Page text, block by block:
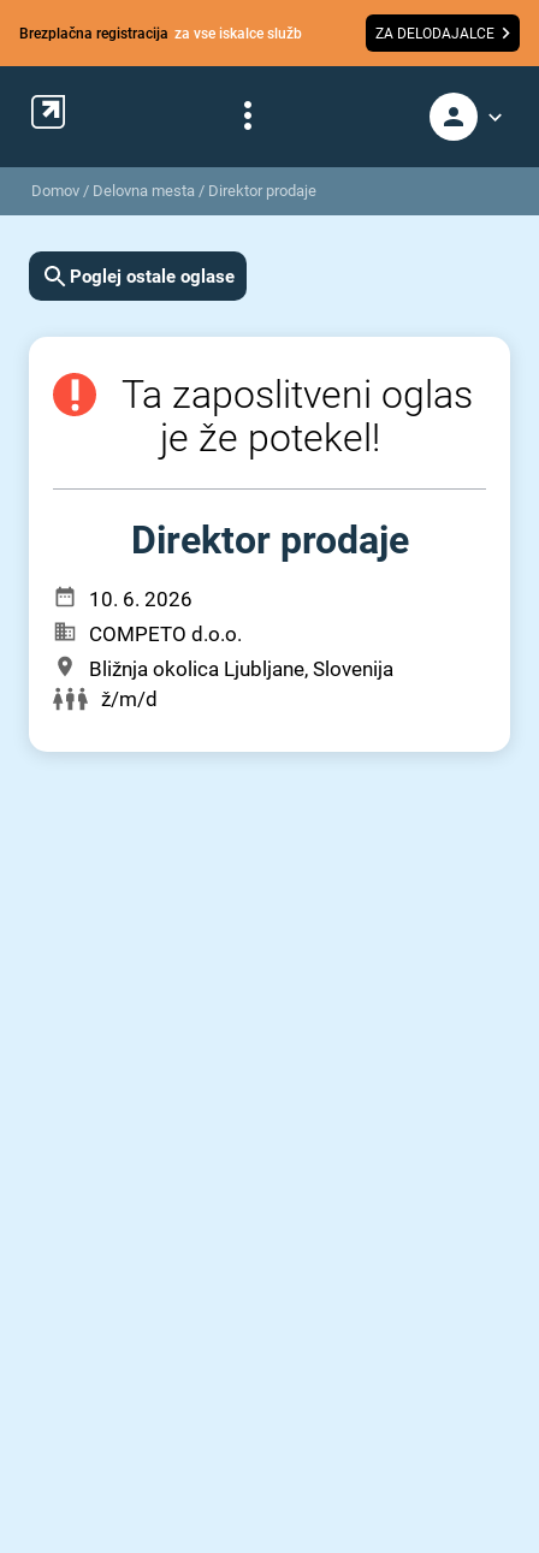
Brezplačna registracija za vse iskalce služb ZA DELODAJALCE
Domov / Delovna mesta / Direktor prodaje
Poglej ostale oglase
Ta zaposlitveni oglas
je že potekel!
Direktor prodaje
10. 6. 2026
COMPETO d.o.o.
Bližnja okolica Ljubljane, Slovenija
ž/m/d